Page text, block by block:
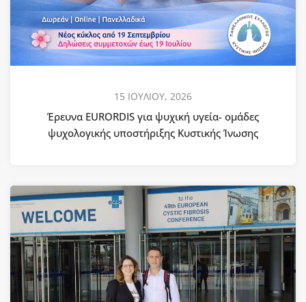
15 ΙΟΥΛΙΟΥ, 2026
Έρευνα EURORDIS για ψυχική υγεία- ομάδες
ψυχολογικής υποστήριξης Κυστικής Ίνωσης